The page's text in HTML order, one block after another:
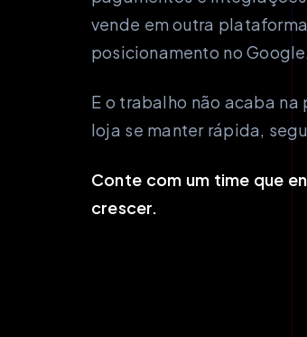
vende em outra
posicionamento no Google.
E o trabalho não acaba
loja se manter rápida,
Conte com um time que
crescer.